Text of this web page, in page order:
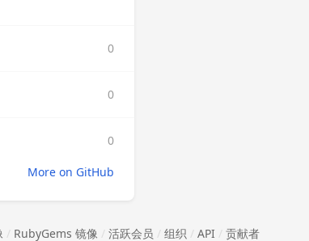
0
0
0
More on GitHub
/ RubyGems 镜像 / 活跃会员 / 组织 / API / 贡献者